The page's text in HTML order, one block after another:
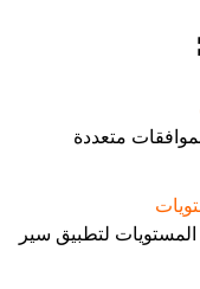
متعددة
لتطبيق سير